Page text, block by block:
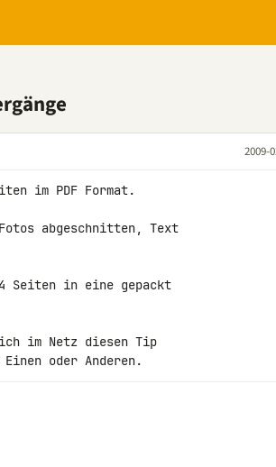
2009-
im PDF Format.
abgeschnitten, Text
Seiten in eine gepackt
im Netz diesen Tip
oder Anderen.